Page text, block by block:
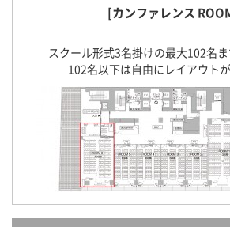
[カンファレンス
スクール形式3名掛けの最大102名ま
102名以下は自由にレイアウトが